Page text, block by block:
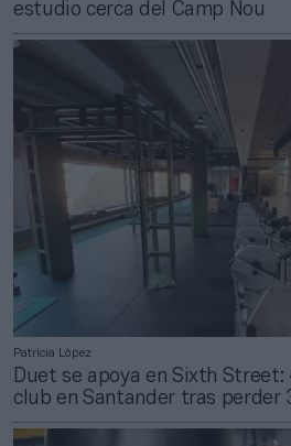
estudio cerca del Camp Nou
Patricia López
Duet se apoya en Sixth Street:
club en Santander tras perder